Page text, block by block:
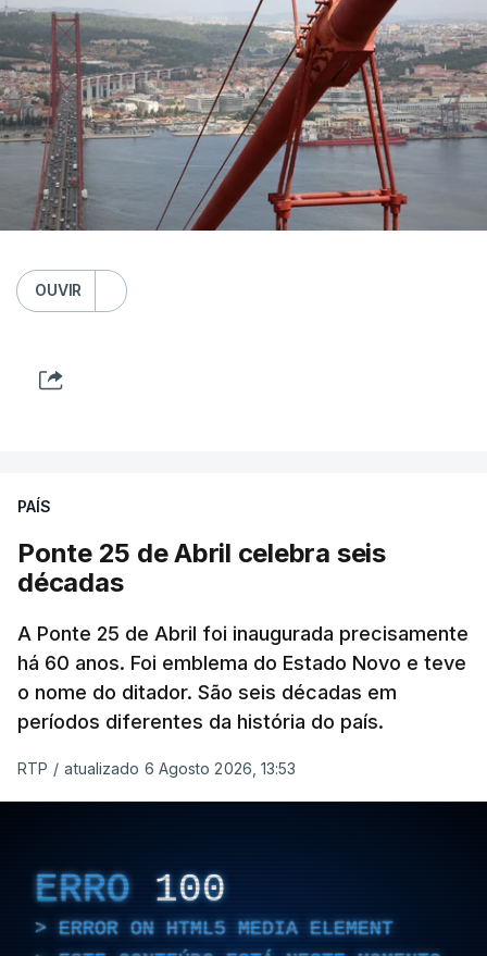
OUVIR
PAÍS
Ponte 25 de Abril celebra seis
décadas
A Ponte 25 de Abril foi inaugurada precisamente
há 60 anos. Foi emblema do Estado Novo e teve
o nome do ditador. São seis décadas em
períodos diferentes da história do país.
RTP / atualizado 6 Agosto 2026, 13:53
ERRO 100
ERROR ON HTML5 MEDIA ELEMENT